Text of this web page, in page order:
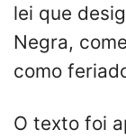
lei que
Negra,
como
O texto foi